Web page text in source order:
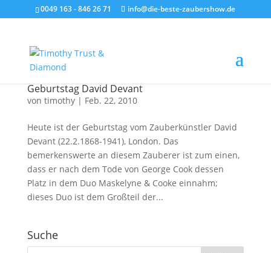
0049 163 - 846 26 71 info@die-beste-zaubershow.de
Geburtstag David Devant
von timothy| Feb. 22, 2010
Heute ist der Geburtstag vom Zauberkünstler David
Devant (22.2.1868-1941), London. Das
bemerkenswerte an diesem Zauberer ist zum einen,
dass er nach dem Tode von George Cook dessen
Platz in dem Duo Maskelyne & Cooke einnahm;
dieses Duo ist dem Großteil der...
Suche